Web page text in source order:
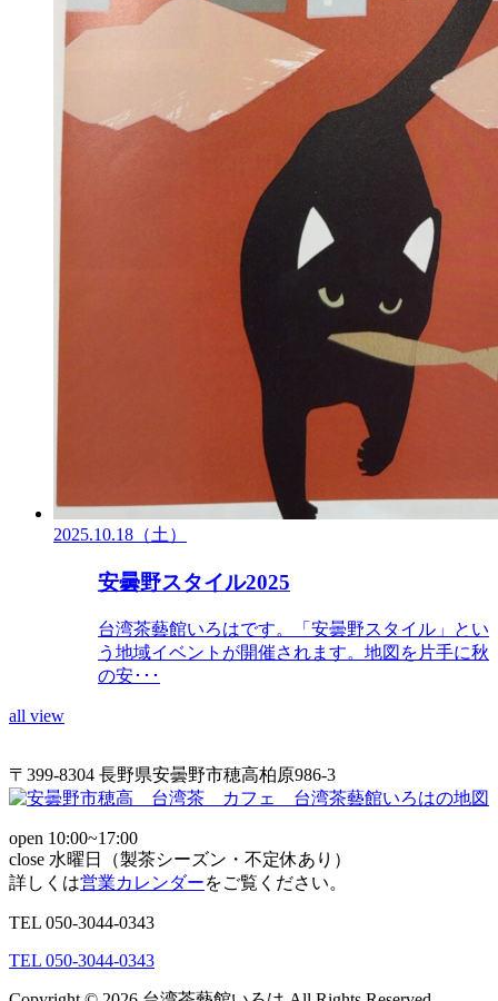
2025.10.18（土）
安曇野スタイル2025
台湾茶藝館いろはです。「安曇野スタイル」とい
う地域イベントが開催されます。地図を片手に秋
の安･･･
all view
〒399-8304 長野県安曇野市穂高柏原986-3
open 10:00~17:00
close 水曜日（製茶シーズン・不定休あり）
詳しくは営業カレンダーをご覧ください。
TEL 050-3044-0343
TEL 050-3044-0343